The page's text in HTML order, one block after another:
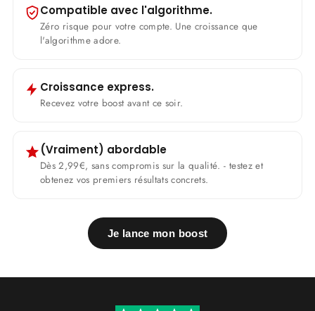
Compatible avec l'algorithme.
Zéro risque pour votre compte. Une croissance que
l'algorithme adore.
Croissance express.
Recevez votre boost avant ce soir.
(Vraiment) abordable
Dès 2,99€, sans compromis sur la qualité. - testez et
obtenez vos premiers résultats concrets.
Je lance mon boost